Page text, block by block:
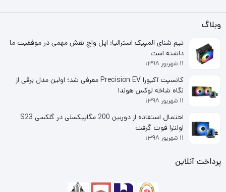
در ساخت آن از بهترین مواد اولیه استفاده شده و همچنین
طراحان شرکت مستر تک در ساخت این کیس کامپیوتر ،
فن بر روی آن نصب است و در صورت نیاز می توانید جداگانه فن
تهیه کنید .
وبلاگ
تیم شنای المپیک استرالیا: اپل واچ نقش مهمی در موفقیت ما
داشته است
۱۱ شهریور ۱۳۹۸
کانسپت آکیورا Precision EV معرفی شد؛ اولین مدل برقی از
نگاه شاخه لوکس هوندا
۱۱ شهریور ۱۳۹۸
احتمال استفاده از دوربین 200 مگاپیکسلی در گلکسی S23
اولترا قوت گرفت
۱۱ شهریور ۱۳۹۸
پرداخت آنلاین